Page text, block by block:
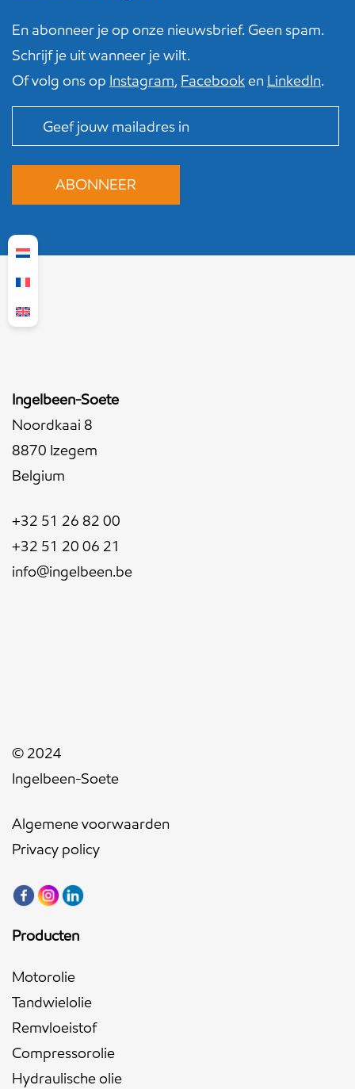
En abonneer je op onze nieuwsbrief. Geen spam.
Schrijf je uit wanneer je wilt.
Of volg ons op Instagram, Facebooken LinkedIn.
Ingelbeen-Soete
Noordkaai 8
8870 Izegem
Belgium
+32 51 26 82 00
+32 51 20 06 21
info@ingelbeen.be
© 2024
Ingelbeen-Soete
Algemene voorwaarden
Privacy policy
Producten
Motorolie
Tandwielolie
Remvloeistof
Compressorolie
Hydraulische olie